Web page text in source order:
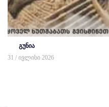
გუნია
31 / ივლისი 2026